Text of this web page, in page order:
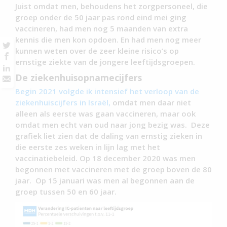
Juist omdat men, behoudens het zorgpersoneel, die
groep onder de 50 jaar pas rond eind mei ging
vaccineren, had men nog 5 maanden van extra
kennis die men kon opdoen. En had men nog meer
kunnen weten over de zeer kleine risico’s op
ernstige ziekte van de jongere leeftijdsgroepen.
De ziekenhuisopnamecijfers
Begin 2021 volgde ik intensief het verloop van de
ziekenhuiscijfers in Israël, omdat men daar niet
alleen als eerste was gaan vaccineren, maar ook
omdat men echt van oud naar jong bezig was. Deze
grafiek liet zien dat de daling van ernstig zieken in
die eerste zes weken in lijn lag met het
vaccinatiebeleid. Op 18 december 2020 was men
begonnen met vaccineren met de groep boven de 80
jaar. Op 15 januari was men al begonnen aan de
groep tussen 50 en 60 jaar.